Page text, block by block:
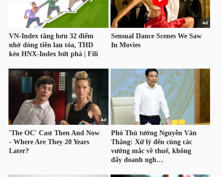
ĐÔNG
DƯƠNG
CHÍNH
CÁ
NHÂN